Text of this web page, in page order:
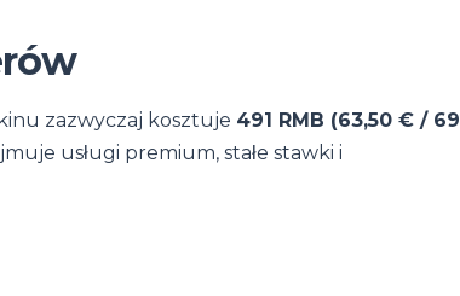
zazwyczaj kosztuje 491 RMB (63,50 € / 69
usługi premium, stałe stawki i